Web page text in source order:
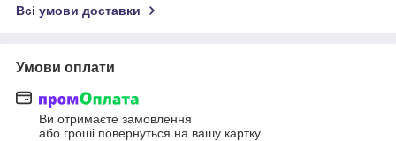
Всі умови доставки
Умови оплати
Ви отримаєте замовлення
або гроші повернуться на вашу картку